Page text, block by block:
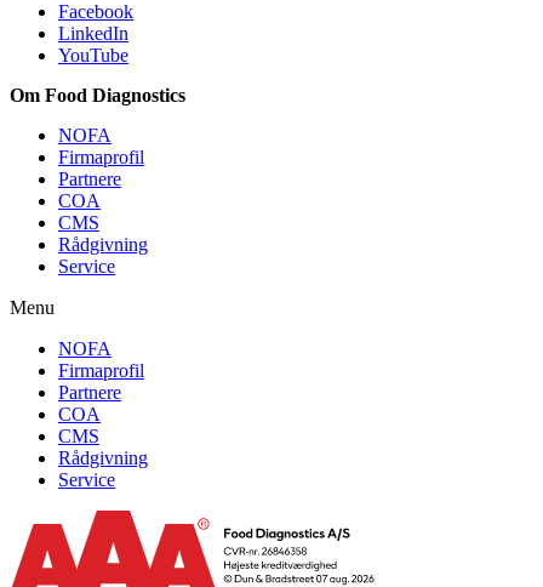
Facebook
LinkedIn
YouTube
Om Food Diagnostics
NOFA
Firmaprofil
Partnere
COA
CMS
Rådgivning
Service
Menu
NOFA
Firmaprofil
Partnere
COA
CMS
Rådgivning
Service